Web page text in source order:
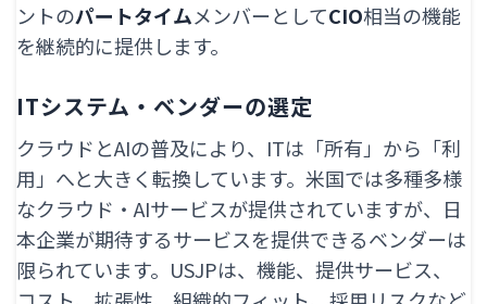
ントのパートタイムメンバーとしてCIO相当の機能
を継続的に提供します。
ITシステム・ベンダーの選定
クラウドとAIの普及により、ITは「所有」から「利
用」へと大きく転換しています。米国では多種多様
なクラウド・AIサービスが提供されていますが、日
本企業が期待するサービスを提供できるベンダーは
限られています。USJPは、機能、提供サービス、